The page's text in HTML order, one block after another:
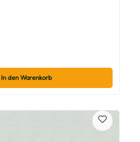
In den Warenkorb